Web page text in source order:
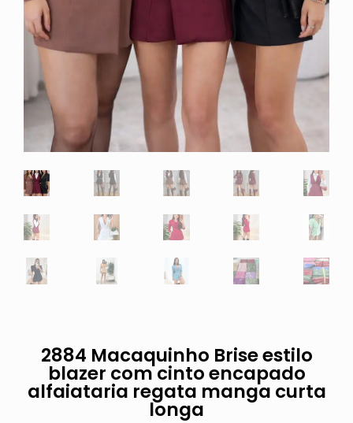
2884 Macaquinho Brise estilo
blazer com cinto encapado
alfaiataria regata manga curta
longa